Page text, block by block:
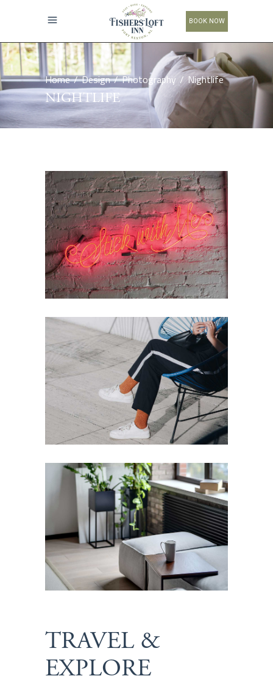
BOOK NOW
Home/Design/Photography/Nightlife
NIGHTLIFE
TRAVEL &
EXPLORE